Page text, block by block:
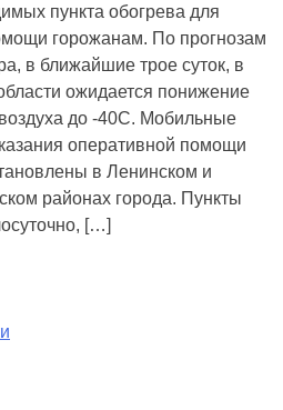
пункта обогрева для
горожанам. По прогнозам
в ближайшие трое суток, в
ожидается понижение
до -40С. Мобильные
оперативной помощи
в Ленинском и
районах города. Пункты
[…]